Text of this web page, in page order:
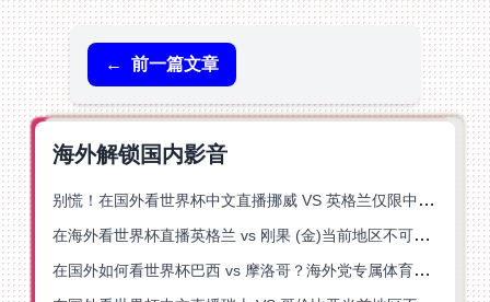
← 前一篇文章
海外解锁国内影音
别慌！在国外看世界杯中文直播挪威 VS 英格兰仅限中国大陆？这篇指南帮你搞定
在海外看世界杯直播英格兰 vs 刚果 (金)当前地区不可播放？这篇指南帮你突破所有限制
在国外如何看世界杯巴西 vs 摩洛哥？海外党专属体育观赛指南来了